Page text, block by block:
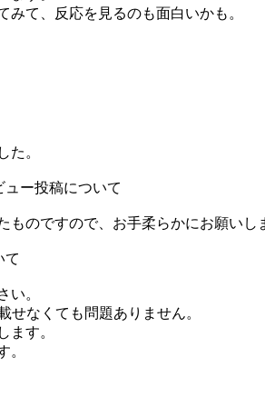
、反応を見るのも面白いかも。
た。
ー投稿について
ものですので、お手柔らかにお願いし
て
い。
せなくても問題ありません。
ます。
。